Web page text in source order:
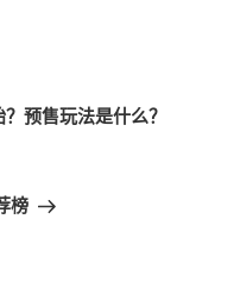
预售玩法是什么？
榜